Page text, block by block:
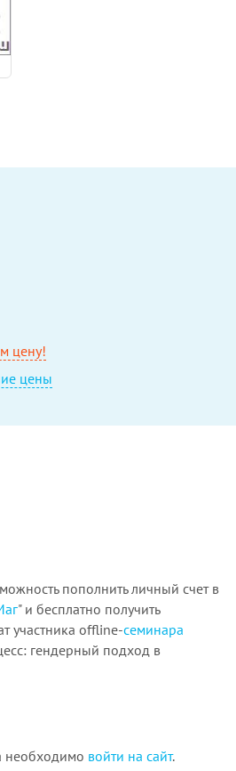
цену!
цены
пополнить личный счет в
" и бесплатно получить
участника offline-семинара
гендерный подход в
необходимо войти на сайт.